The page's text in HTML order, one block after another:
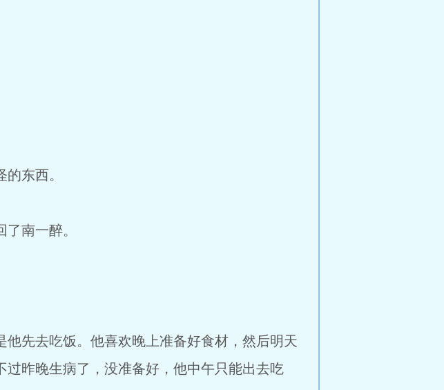
东西。
南一醉。
先去吃饭。他喜欢晚上准备好食材，然后明天
昨晚生病了，没准备好，他中午只能出去吃